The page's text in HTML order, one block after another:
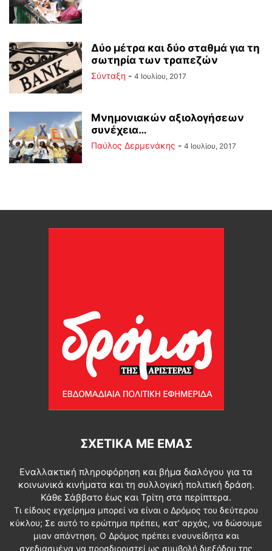
Δύο μέτρα και δύο σταθμά για τη
σωτηρία των τραπεζών
Σύνταξη - 4 Ιουλίου, 2017
Μνημονιακών αξιολογήσεων
συνέχεια…
Παύλος Δερμενάκης - 4 Ιουλίου, 2017
ΣΧΕΤΙΚΆ ΜΕ ΕΜΆΣ
Εναλλακτική πληροφόρηση και βήμα διαλόγου για τα
κοινωνικά κινήματα και τη συλλογική πολιτική δράση.
Κάθε Σάββατο έως και Τρίτη στα περίπτερα.
Τι είδους εγχείρημα μπορεί να είναι ο Δρόμος του δεύτερου
κύκλου; Σε αυτό το ερώτημα πρέπει, κατ’ αρχάς, να δώσουμε
μιαν απάντηση. Ο Δρόμος πρέπει ενσυνείδητα και
σχεδιασμένα να προσδιοριστεί ως συμβολή διεξόδου της